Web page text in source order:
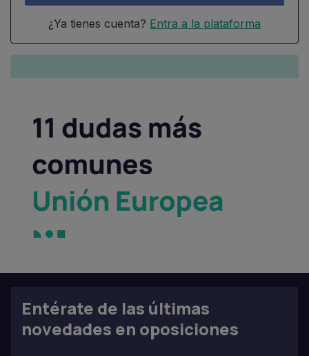
¿Ya tienes cuenta? Entra a la plataforma
Entérate de las últimas
novedades en oposiciones